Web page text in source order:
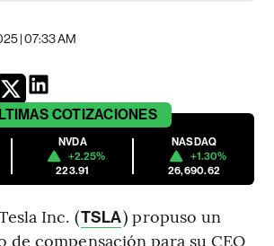
| 07:33 AM
COTIZACIONES
NVDA
+2.25%
223.91
NASDAQ
+1.30%
26,690.62
Inc. (TSLA) propuso un
de compensación para su CEO